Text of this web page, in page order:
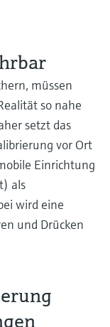
müssen
so nahe
setzt das
vor Ort
Einrichtung
als
wird eine
und Drücken